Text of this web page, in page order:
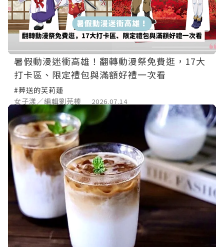
暑假動漫迷衝高雄！翻轉動漫祭免費逛，17大
打卡區、限定禮包與滿額好禮一次看
#葬送的芙莉蓮
女子漾／編輯劉芫榛
2026.07.14